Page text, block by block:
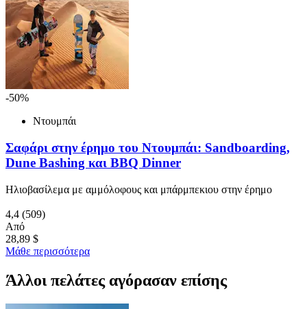
-50%
Ντουμπάι
Σαφάρι στην έρημο του Ντουμπάι: Sandboarding,
Dune Bashing και BBQ Dinner
Ηλιοβασίλεμα με αμμόλοφους και μπάρμπεκιου στην έρημο
4,4 (509)
Από
28,89 $
Μάθε περισσότερα
Άλλοι πελάτες αγόρασαν επίσης